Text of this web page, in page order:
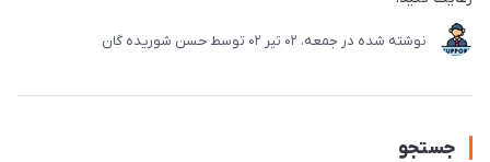
نوشته شده در جمعه، 02 تير 02 توسط حسن شوریده گان
جستجو